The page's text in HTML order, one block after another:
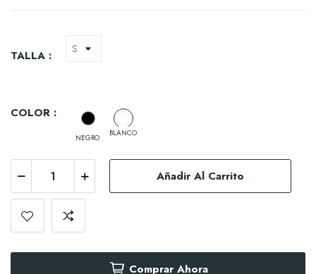
TALLA :
COLOR :
NEGRO BLANCO
Añadir Al Carrito
Comprar Ahora